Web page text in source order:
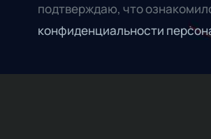
подтверждаю, что
конфиденциальности